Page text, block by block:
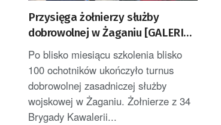
Przysięga żołnierzy służby
dobrowolnej w Żaganiu [GALERIA
ZDJĘĆ]
Po blisko miesiącu szkolenia blisko
100 ochotników ukończyło turnus
dobrowolnej zasadniczej służby
wojskowej w Żaganiu. Żołnierze z 34
Brygady Kawalerii...